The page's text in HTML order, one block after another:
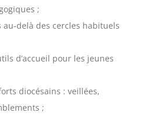
;
delà des cercles habituels
d’accueil pour les jeunes
diocésains : veillées,
;